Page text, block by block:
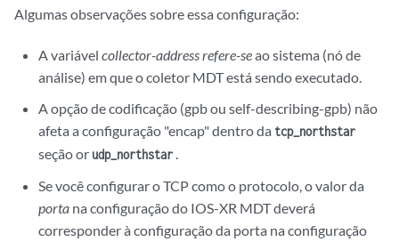
sensor-group mdt
Cisco-IOS-XR-infra-statsd-oper:infra-statistics/interfaces/
sensor-path
Cisco-IOS-XR-mpls-te-oper:mpls-te/signalling-counters/head-
  sensor-group-id mdt sample-interval 60000
  destination-id Northstar
Algumas observações sobre essa configuração:
A variávelcollector-address refere-seao sistema (nó de
análise) em que o coletor MDT está sendo executado.
A opção de codificação (gpb ou self-describing-gpb) não
afeta a configuração "encap" dentro da tcp_northstar
seção or udp_northstar.
Se você configurar o TCP como o protocolo, o valor da
porta na configuração do IOS-XR MDT deverá
corresponder à configuração da porta na configuração